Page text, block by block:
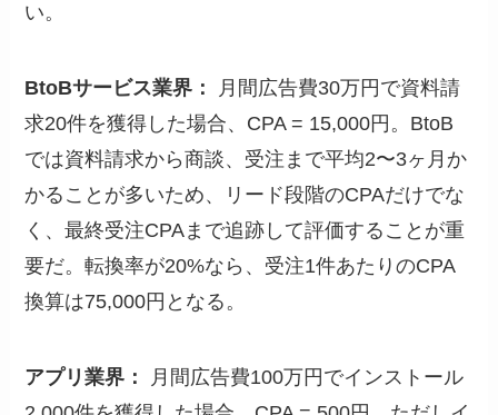
い。
BtoBサービス業界：
月間広告費30万円で資料請
求20件を獲得した場合、CPA = 15,000円。BtoB
では資料請求から商談、受注まで平均2〜3ヶ月か
かることが多いため、リード段階のCPAだけでな
く、最終受注CPAまで追跡して評価することが重
要だ。転換率が20%なら、受注1件あたりのCPA
換算は75,000円となる。
アプリ業界：
月間広告費100万円でインストール